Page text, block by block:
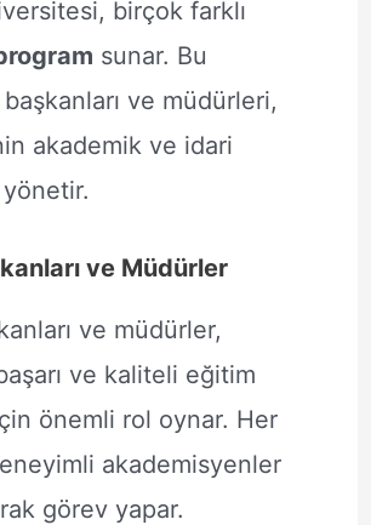
birçok farklı
sunar. Bu
ve müdürleri,
akademik ve idari
ve Müdürler
ve müdürler,
ve kaliteli eğitim
önemli rol oynar. Her
akademisyenler
görev yapar.